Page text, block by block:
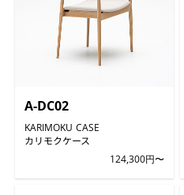
A-DC02
KARIMOKU CASE
カリモクケース
124,300円〜